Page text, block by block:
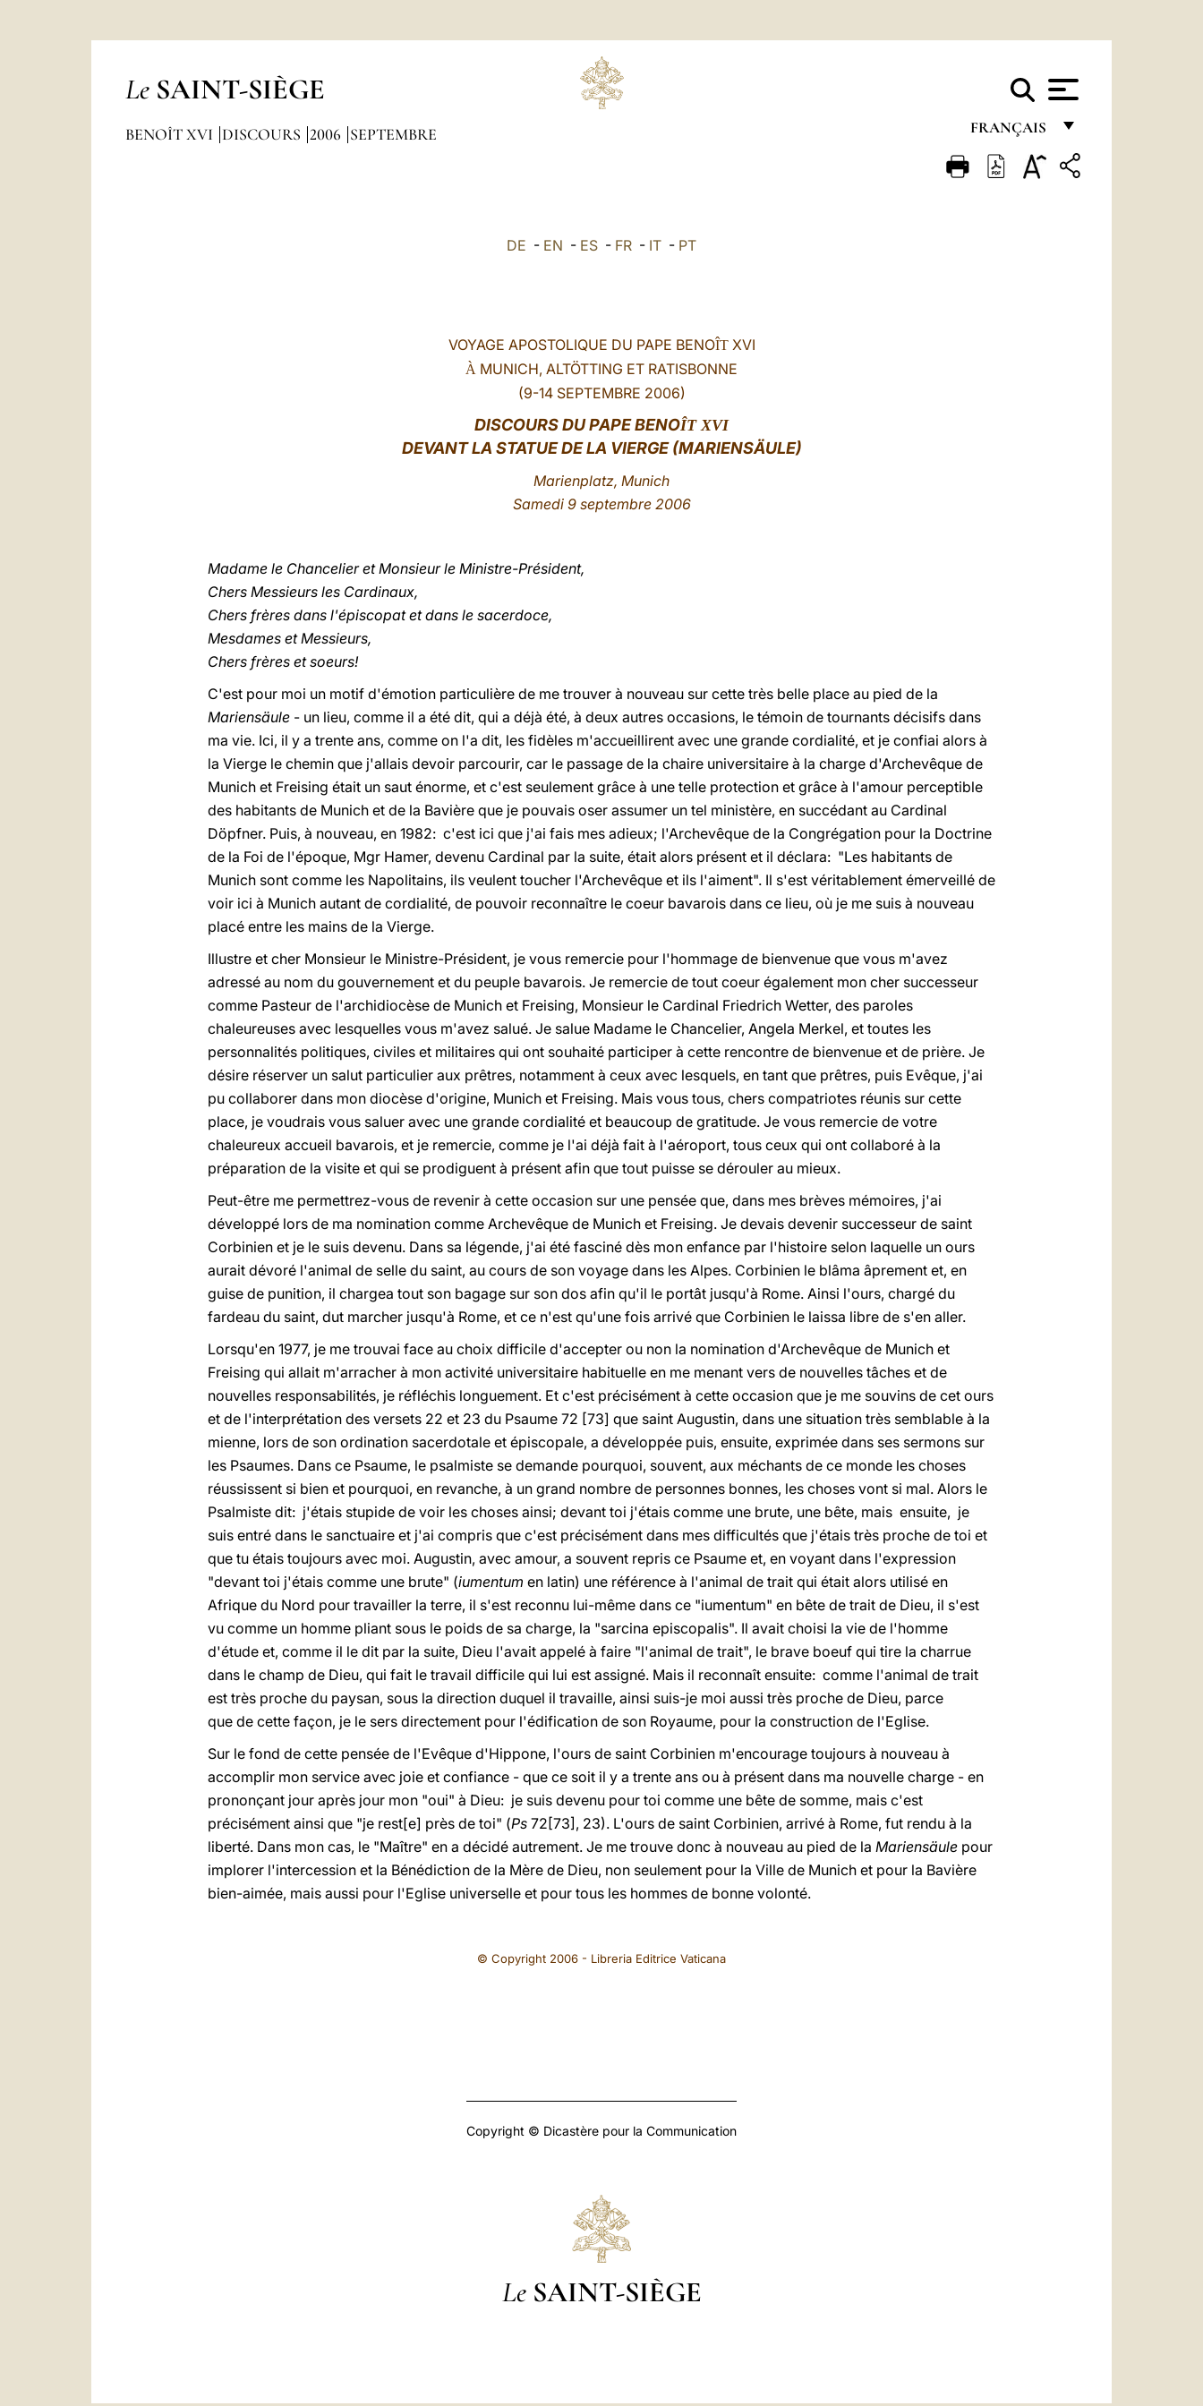
Le SAINT-SIÈGE
FRANÇAIS
FRANÇAIS
BENOÎT XVI DISCOURS 2006 SEPTEMBRE
DE - EN - ES - FR - IT - PT
VOYAGE APOSTOLIQUE DU PAPE BENOÎTXVI
À MUNICH, ALTÖTTING ET RATISBONNE
(9-14 SEPTEMBRE 2006)
DISCOURSDU PAPE BENOÎT XVI
DEVANT LA STATUE DE LA VIERGE (MARIENSÄULE)
Marienplatz, Munich
Samedi 9 septembre 2006
Madame le Chancelier et Monsieur le Ministre-Président,
Chers Messieurs les Cardinaux,
Chers frères dans l'épiscopat et dans le sacerdoce,
Mesdames et Messieurs,
Chers frères et soeurs!
C'est pour moi un motif d'émotion particulière de me trouver à nouveau sur cette très belle place au pied de la
Mariensäule - un lieu, comme il a été dit, qui a déjà été, à deux autres occasions, le témoin de tournants décisifs dans
ma vie. Ici, il y a trente ans, comme on l'a dit, les fidèles m'accueillirent avec une grande cordialité, et je confiai alors à
la Vierge le chemin que j'allais devoir parcourir, car le passage de la chaire universitaire à la charge d'Archevêque de
Munich et Freising était un saut énorme, et c'est seulement grâce à une telle protection et grâce à l'amour perceptible
des habitants de Munich et de la Bavière que je pouvais oser assumer un tel ministère, en succédant au Cardinal
Döpfner. Puis, à nouveau, en 1982: c'est ici que j'ai fais mes adieux; l'Archevêque de la Congrégation pour la Doctrine
de la Foi de l'époque, Mgr Hamer, devenu Cardinal par la suite, était alors présent et il déclara: "Les habitants de
Munich sont comme les Napolitains, ils veulent toucher l'Archevêque et ils l'aiment". Il s'est véritablement émerveillé de
voir ici à Munich autant de cordialité, de pouvoir reconnaître le coeur bavarois dans ce lieu, où je me suis à nouveau
placé entre les mains de la Vierge.
Illustre et cher Monsieur le Ministre-Président, je vous remercie pour l'hommage de bienvenue que vous m'avez
adressé au nom du gouvernement et du peuple bavarois. Je remercie de tout coeur également mon cher successeur
comme Pasteur de l'archidiocèse de Munich et Freising, Monsieur le Cardinal Friedrich Wetter, des paroles
chaleureuses avec lesquelles vous m'avez salué. Je salue Madame le Chancelier, Angela Merkel, et toutes les
personnalités politiques, civiles et militaires qui ont souhaité participer à cette rencontre de bienvenue et de prière. Je
désire réserver un salut particulier aux prêtres, notamment à ceux avec lesquels, en tant que prêtres, puis Evêque, j'ai
pu collaborer dans mon diocèse d'origine, Munich et Freising. Mais vous tous, chers compatriotes réunis sur cette
place, je voudrais vous saluer avec une grande cordialité et beaucoup de gratitude. Je vous remercie de votre
chaleureux accueil bavarois, et je remercie, comme je l'ai déjà fait à l'aéroport, tous ceux qui ont collaboré à la
préparation de la visite et qui se prodiguent à présent afin que tout puisse se dérouler au mieux.
Peut-être me permettrez-vous de revenir à cette occasion sur une pensée que, dans mes brèves mémoires, j'ai
développé lors de ma nomination comme Archevêque de Munich et Freising. Je devais devenir successeur de saint
Corbinien et je le suis devenu. Dans sa légende, j'ai été fasciné dès mon enfance par l'histoire selon laquelle un ours
aurait dévoré l'animal de selle du saint, au cours de son voyage dans les Alpes. Corbinien le blâma âprement et, en
guise de punition, il chargea tout son bagage sur son dos afin qu'il le portât jusqu'à Rome. Ainsi l'ours, chargé du
fardeau du saint, dut marcher jusqu'à Rome, et ce n'est qu'une fois arrivé que Corbinien le laissa libre de s'en aller.
Lorsqu'en 1977, je me trouvai face au choix difficile d'accepter ou non la nomination d'Archevêque de Munich et
Freising qui allait m'arracher à mon activité universitaire habituelle en me menant vers de nouvelles tâches et de
nouvelles responsabilités, je réfléchis longuement. Et c'est précisément à cette occasion que je me souvins de cet ours
et de l'interprétation des versets 22 et 23 du Psaume 72 [73] que saint Augustin, dans une situation très semblable à la
mienne, lors de son ordination sacerdotale et épiscopale, a développée puis, ensuite, exprimée dans ses sermons sur
les Psaumes. Dans ce Psaume, le psalmiste se demande pourquoi, souvent, aux méchants de ce monde les choses
réussissent si bien et pourquoi, en revanche, à un grand nombre de personnes bonnes, les choses vont si mal. Alors le
Psalmiste dit: j'étais stupide de voir les choses ainsi; devant toi j'étais comme une brute, une bête, mais ensuite, je
suis entré dans le sanctuaire et j'ai compris que c'est précisément dans mes difficultés que j'étais très proche de toi et
que tu étais toujours avec moi. Augustin, avec amour, a souvent repris ce Psaume et, en voyant dans l'expression
"devant toi j'étais comme une brute" (iumentum en latin) une référence à l'animal de trait qui était alors utilisé en
Afrique du Nord pour travailler la terre, il s'est reconnu lui-même dans ce "iumentum" en bête de trait de Dieu, il s'est
vu comme un homme pliant sous le poids de sa charge, la "sarcina episcopalis". Il avait choisi la vie de l'homme
d'étude et, comme il le dit par la suite, Dieu l'avait appelé à faire "l'animal de trait", le brave boeuf qui tire la charrue
dans le champ de Dieu, qui fait le travail difficile qui lui est assigné. Mais il reconnaît ensuite: comme l'animal de trait
est très proche du paysan, sous la direction duquel il travaille, ainsi suis-je moi aussi très proche de Dieu, parce
que de cette façon, je le sers directement pour l'édification de son Royaume, pour la construction de l'Eglise.
Sur le fond de cette pensée de l'Evêque d'Hippone, l'ours de saint Corbinien m'encourage toujours à nouveau à
accomplir mon service avec joie et confiance - que ce soit il y a trente ans ou à présent dans ma nouvelle charge - en
prononçant jour après jour mon "oui" à Dieu: je suis devenu pour toi comme une bête de somme, mais c'est
précisément ainsi que "je rest[e] près de toi" (Ps 72[73], 23). L'ours de saint Corbinien, arrivé à Rome, fut rendu à la
liberté. Dans mon cas, le "Maître" en a décidé autrement. Je me trouve donc à nouveau au pied de la Mariensäule pour
implorer l'intercession et la Bénédiction de la Mère de Dieu, non seulement pour la Ville de Munich et pour la Bavière
bien-aimée, mais aussi pour l'Eglise universelle et pour tous les hommes de bonne volonté.
© Copyright 2006 - Libreria Editrice Vaticana
Copyright © Dicastère pour la Communication
Le SAINT-SIÈGE